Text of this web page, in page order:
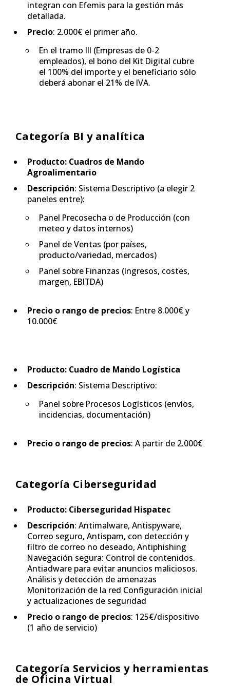
integran con Efemis para la gestión más
detallada.
Precio: 2.000€ el primer año.
En el tramo III (Empresas de 0-2
empleados), el bono del Kit Digital cubre
el 100% del importe y el beneficiario sólo
deberá abonar el 21% de IVA.
Categoría BI y analítica
Producto: Cuadros de Mando
Agroalimentario
Descripción: Sistema Descriptivo (a elegir 2
paneles entre):
Panel Precosecha o de Producción (con
meteo y datos internos)
Panel de Ventas (por países,
producto/variedad, mercados)
Panel sobre Finanzas (Ingresos, costes,
margen, EBITDA)
Precio o rango de precios: Entre 8.000€ y
10.000€
Producto: Cuadro de Mando Logística
Descripción: Sistema Descriptivo:
Panel sobre Procesos Logísticos (envíos,
incidencias, documentación)
Precio o rango de precios: A partir de 2.000€
Categoría Ciberseguridad
Producto: Ciberseguridad Hispatec
Descripción: Antimalware, Antispyware,
Correo seguro, Antispam, con detección y
filtro de correo no deseado, Antiphishing
Navegación segura: Control de contenidos.
Antiadware para evitar anuncios maliciosos.
Análisis y detección de amenazas
Monitorización de la red Configuración inicial
y actualizaciones de seguridad
Precio o rango de precios: 125€/dispositivo
(1 año de servicio)
Categoría Servicios y herramientas
de Oficina Virtual